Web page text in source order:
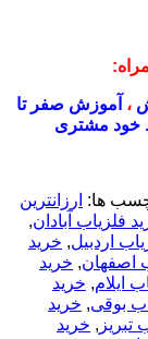
، آموزش صفر تا
خود مشتری
ها: ارزانترین
فلزیاب آبادان,
اردبیل, خرید
اصفهان, خرید
ایلام, خرید
بوقی, خرید
تبریز , خرید